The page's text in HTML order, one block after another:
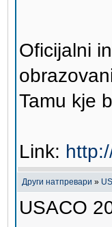
Oficijalni
Tamu kje
Link:
Други натпревари »
USACO